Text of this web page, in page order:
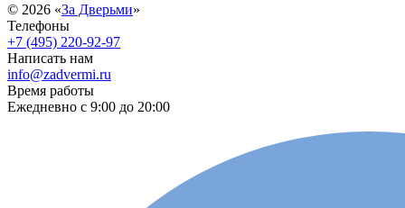
© 2026 «За Дверьми»
Телефоны
+7 (495) 220-92-97
Написать нам
info@zadvermi.ru
Время работы
Ежедневно с 9:00 до 20:00